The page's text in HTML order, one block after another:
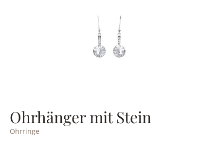
Ohrhänger mit Stein
Ohrringe